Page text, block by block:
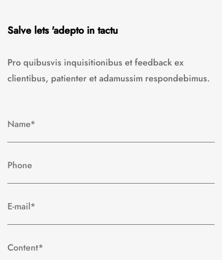
Salve lets 'adepto in tactu
Pro quibusvis inquisitionibus et feedback ex
clientibus, patienter et adamussim respondebimus.